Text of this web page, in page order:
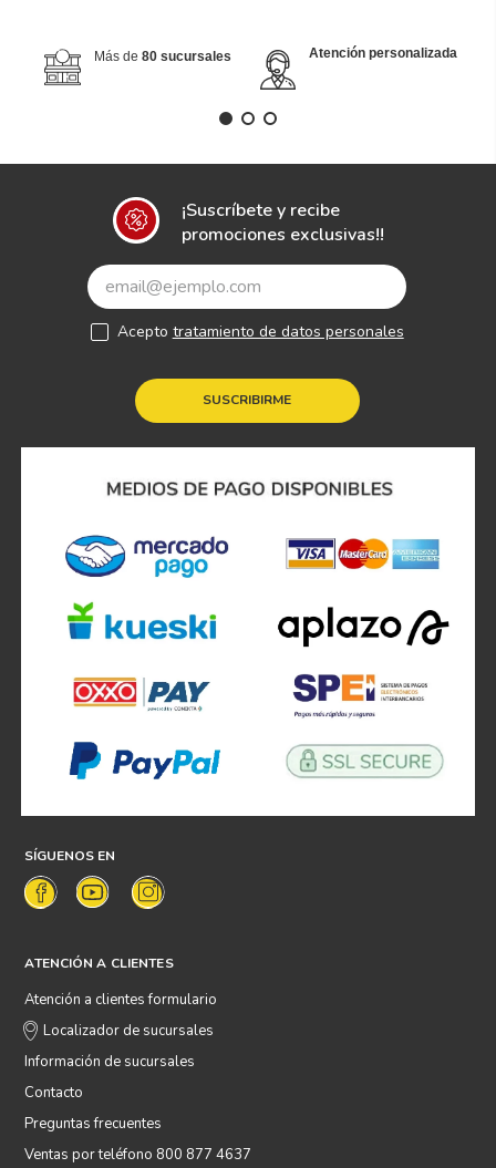
Más de 80 sucursales Atención personalizada
¡Suscríbete y recibe
promociones exclusivas!!
SUSCRIBIRME
Acepto tratamiento de datos personales
SÍGUENOS EN
ATENCIÓN A CLIENTES
Atención a clientes formulario
Localizador de sucursales
Información de sucursales
Contacto
Preguntas frecuentes
Ventas por teléfono 800 877 4637